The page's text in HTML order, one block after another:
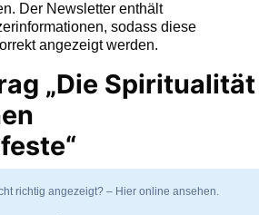
Der Newsletter enthält
sodass diese
angezeigt werden.
„Die Spiritualität